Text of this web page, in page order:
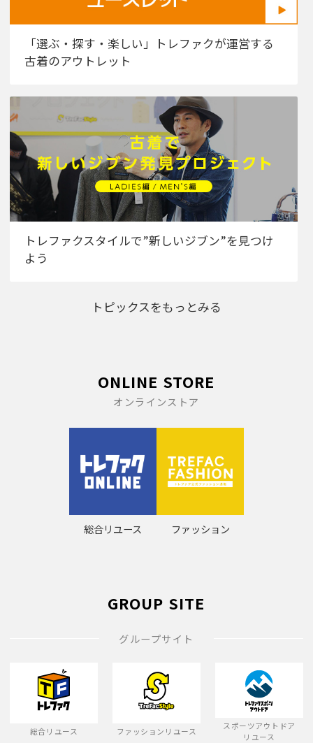
「選ぶ・探す・楽しい」トレファクが運営する
古着のアウトレット
トレファクスタイルで”新しいジブン”を見つけ
よう
トピックスをもっとみる
ONLINE STORE
オンラインストア
総合リユース ファッション
GROUP SITE
グループサイト
総合リユース ファッションリユース
スポーツアウトドア
リユース